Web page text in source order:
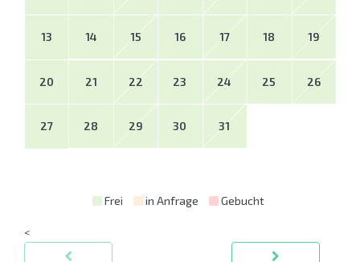
13 14 15 16 17 18 19
20 21 22 23 24 25 26
27 28 29 30 31
Frei in Anfrage Gebucht
<